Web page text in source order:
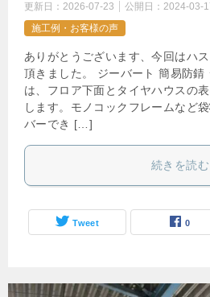
更新日： 2026-07-23 公開日： 2024-03-
施工例・お客様の声
ありがとうございます、今回はハ
頂きました。 ジーバート 簡易防錆
は、フロア下面とタイヤハウスの
します。モノコックフレームなど
バーでき […]
続きを読む
Tweet 0